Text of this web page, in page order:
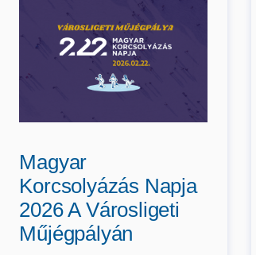
Magyar
Korcsolyázás Napja
2026 A Városligeti
Műjégpályán